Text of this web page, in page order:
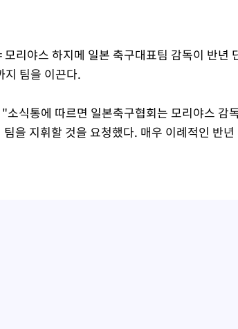
리야스 하지메 일본 축구대표팀 감독이 반년
지 팀을 이끈다.
소식통에 따르면 일본축구협회는 모리야스 감
을 지휘할 것을 요청했다. 매우 이례적인 반